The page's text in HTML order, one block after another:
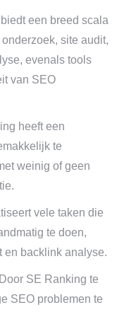
een breed scala
site audit,
evenals tools
van SEO
heeft een
te
weinig of geen
vele taken die
te doen,
en backlink analyse.
SE Ranking te
SEO problemen te